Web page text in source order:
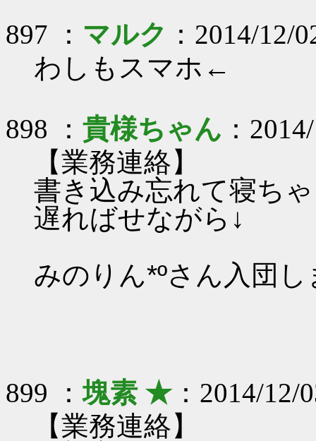
897 ： マルク ：2014/12/
わしもスマホ←
898 ： 貴様ちゃん ：
【業務連絡】
書き込み忘れて寝ち
遅ればせながら↓
みのりん*ºさん入団
899 ：塊素 ★：2014/12/
【業務連絡】